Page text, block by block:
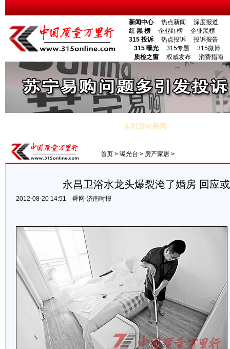
新闻中心 热点新闻
深度报道
红 黑 榜
企业红榜
企业黑榜
315 投诉
热点投诉
投诉报告
315 曝光
315专题
315微博
质检之窗
权威发布
消费指南
直销频道
家居频道
内蒙古
电子杂志
封面专题
专家视点
新闻调查
时事评论 产经分析
实时滚动新闻
安特大交通事故死者身份难确认 ·收入分配改革方案10月推出 正征
首页 > 曝光台 > 房产家居 >
永昌卫浴水龙头爆裂淹了婚房 回应
2012-08-20 14:51 舜网-济南时报